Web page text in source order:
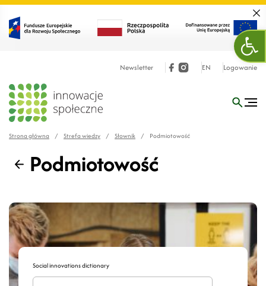
Newsletter EN Logowanie
Strona główna / Strefa wiedzy / Słownik / Podmiotowość
Wstecz
Podmiotowość
Social innovations dictionary